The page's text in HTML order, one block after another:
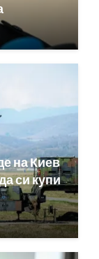
на Киев
си купи